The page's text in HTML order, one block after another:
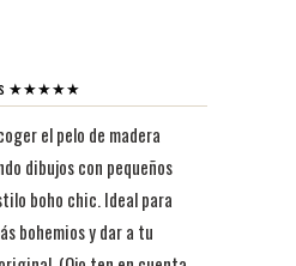
★★★★★
el pelo de madera
dibujos con pequeños
boho chic. Ideal para
bohemios y dar a tu